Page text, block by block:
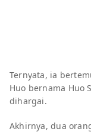
Ternyata, ia
Huo bernama Huo
dihargai.
Akhirnya, dua